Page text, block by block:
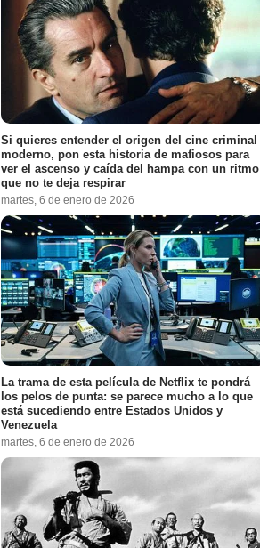
Si quieres entender el origen del cine criminal
moderno, pon esta historia de mafiosos para
ver el ascenso y caída del hampa con un ritmo
que no te deja respirar
martes, 6 de enero de 2026
La trama de esta película de Netflix te pondrá
los pelos de punta: se parece mucho a lo que
está sucediendo entre Estados Unidos y
Venezuela
martes, 6 de enero de 2026